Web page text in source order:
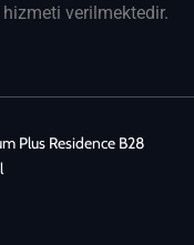
verilmektedir.
Plus Residence B28